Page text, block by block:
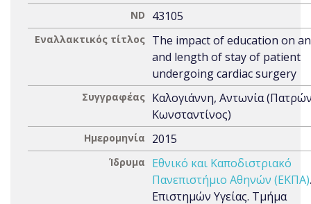
ND 43105
Εναλλακτικός τίτλος The impact of education on
and length of stay of patient
undergoing cardiac surgery
Συγγραφέας Καλογιάννη, Αντωνία
Κωνσταντίνος)
Ημερομηνία 2015
Ίδρυμα
Εθνικό και Καποδιστριακό
Πανεπιστήμιο Αθηνών (ΕΚΠΑ)
Επιστημών Υγείας. Τμήμα